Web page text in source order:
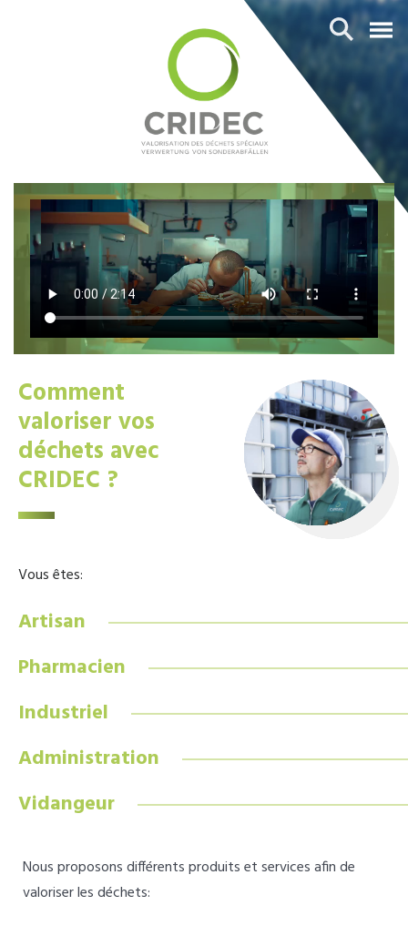
Comment
valoriser vos
déchets avec
CRIDEC ?
Vous êtes:
Artisan
Pharmacien
Industriel
Administration
Vidangeur
Nous proposons différents produits et services afin de
valoriser les déchets: